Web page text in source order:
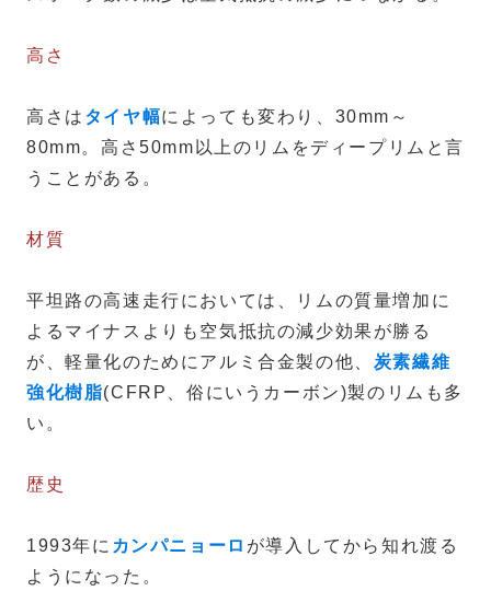
高さ
高さは タイヤ幅によっても変わり、30mm～
80mm。高さ50mm以上のリムをディープリムと言
うことがある。
材質
平坦路の高速走行においては、リムの質量増加に
よるマイナスよりも空気抵抗の減少効果が勝る
が、軽量化のためにアルミ合金製の他、 炭素繊維
強化樹脂(CFRP、俗にいうカーボン)製のリムも多
い。
歴史
1993年に カンパニョーロ が導入してから知れ渡る
ようになった。